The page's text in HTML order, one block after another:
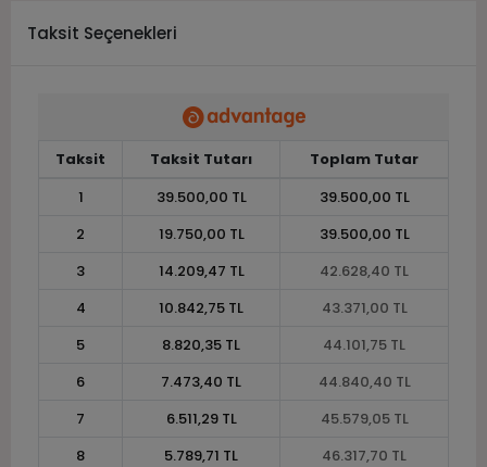
Taksit Seçenekleri
Taksit Taksit Tutarı
Toplam Tutar
1
39.500,00 TL
39.500,00 TL
2
19.750,00 TL
39.500,00 TL
3
14.209,47 TL
42.628,40 TL
4
10.842,75 TL
43.371,00 TL
5
8.820,35 TL
44.101,75 TL
6
7.473,40 TL
44.840,40 TL
7
6.511,29 TL
45.579,05 TL
8
5.789,71 TL
46.317,70 TL